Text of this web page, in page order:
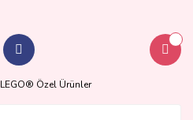
LEGO® Özel Ürünler